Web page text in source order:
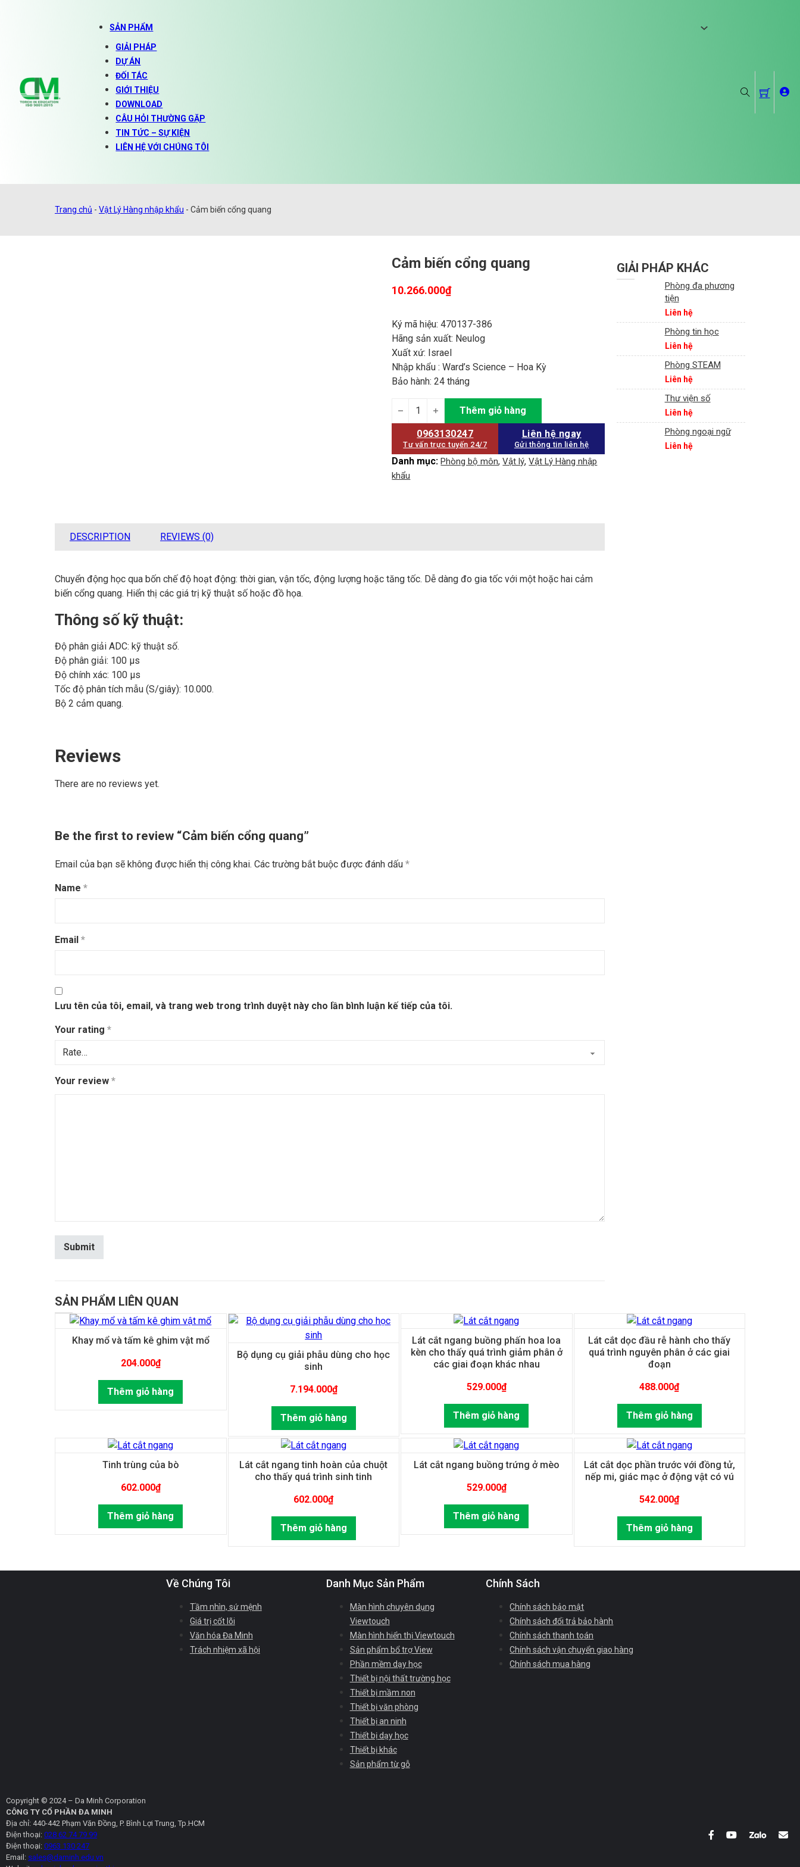
SẢN PHẨM
GIẢI PHÁP
DỰ ÁN
ĐỐI TÁC
GIỚI THIỆU
DOWNLOAD
CÂU HỎI THƯỜNG GẶP
TIN TỨC – SỰ KIỆN
LIÊN HỆ VỚI CHÚNG TÔI
Trang chủ - Vật Lý Hàng nhập khẩu - Cảm biến cổng quang
Cảm biến cổng quang
10.266.000₫
Ký mã hiệu: 470137-386
Hãng sản xuất: Neulog
Xuất xứ: Israel
Nhập khẩu : Ward’s Science – Hoa Kỳ
Bảo hành: 24 tháng
Cảm biến cổng quang quantity
Thêm giỏ hàng
0963130247
Tư vấn trực tuyến 24/7
Liên hệ ngay
Gửi thông tin liên hệ
Danh mục:Phòng bộ môn,Vật lý,Vật Lý Hàng nhập
khẩu
DESCRIPTION REVIEWS (0)
Chuyển động học qua bốn chế độ hoạt động: thời gian, vận tốc, động lượng hoặc tăng tốc. Dễ dàng đo gia tốc với một hoặc hai cảm
biến cổng quang. Hiển thị các giá trị kỹ thuật số hoặc đồ họa.
Thông số kỹ thuật:
Độ phân giải ADC: kỹ thuật số.
Độ phân giải: 100 µs
Độ chính xác: 100 µs
Tốc độ phân tích mẫu (S/giây): 10.000.
Bộ 2 cảm quang.
Reviews
There are no reviews yet.
Be the first to review “Cảm biến cổng quang”
Email của bạn sẽ không được hiển thị công khai. Các trường bắt buộc được đánh dấu *
Name *
Email *
Lưu tên của tôi, email, và trang web trong trình duyệt này cho lần bình luận kế tiếp của tôi.
Your rating *
Your review *
GIẢI PHÁP KHÁC
Phòng đa phương
tiện
Liên hệ
Phòng tin học
Liên hệ
Phòng STEAM
Liên hệ
Thư viện số
Liên hệ
Phòng ngoại ngữ
Liên hệ
SẢN PHẨM LIÊN QUAN
Khay mổ và tấm kê ghim vật mổ
204.000₫
Thêm giỏ hàng
Bộ dụng cụ giải phẫu dùng cho học
sinh
7.194.000₫
Thêm giỏ hàng
Lát cắt ngang buồng phấn hoa loa
kèn cho thấy quá trình giảm phân ở
các giai đoạn khác nhau
529.000₫
Thêm giỏ hàng
Lát cắt dọc đầu rễ hành cho thấy
quá trình nguyên phân ở các giai
đoạn
488.000₫
Thêm giỏ hàng
Tinh trùng của bò
602.000₫
Thêm giỏ hàng
Lát cắt ngang tinh hoàn của chuột
cho thấy quá trình sinh tinh
602.000₫
Thêm giỏ hàng
Lát cắt ngang buồng trứng ở mèo
529.000₫
Thêm giỏ hàng
Lát cắt dọc phần trước với đồng tử,
nếp mi, giác mạc ở động vật có vú
542.000₫
Thêm giỏ hàng
Về Chúng Tôi
Tầm nhìn, sứ mệnh
Giá trị cốt lõi
Văn hóa Đa Minh
Trách nhiệm xã hội
Danh Mục Sản Phẩm
Màn hình chuyên dụng
Viewtouch
Màn hình hiển thị Viewtouch
Sản phẩm bổ trợ View
Phần mềm dạy học
Thiết bị nội thất trường học
Thiết bị mầm non
Thiết bị văn phòng
Thiết bị an ninh
Thiết bị dạy học
Thiết bị khác
Sản phẩm từ gỗ
Chính Sách
Chính sách bảo mật
Chính sách đổi trả bảo hành
Chính sách thanh toán
Chính sách vận chuyển giao hàng
Chính sách mua hàng
Copyright © 2024 – Da Minh Corporation
CÔNG TY CỔ PHẦN ĐA MINH
Địa chỉ: 440-442 Phạm Văn Đồng, P. Bình Lợi Trung, Tp.HCM
Điện thoại: 028 62 74 79 99
Điện thoại: 0963 130 247
Email: sales@daminh.edu.vn